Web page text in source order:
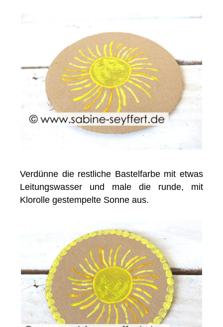
Verdünne die restliche Bastelfarbe mit etwas
Leitungswasser und male die runde, mit
Klorolle gestempelte Sonne aus.